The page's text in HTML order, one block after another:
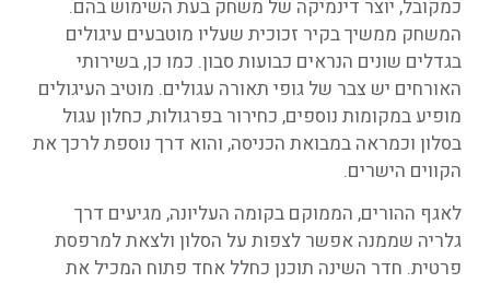
כמקובל, יוצר דינמיקה של משחק בעת השימוש בהם.
המשחק ממשיך בקיר זכוכית שעליו מוטבעים עיגולים
בגדלים שונים הנראים כבועות סבון. כמו כן, בשירותי
האורחים יש צבר של גופי תאורה עגולים. מוטיב העיגולים
מופיע במקומות נוספים, כחירור בפרגולות, כחלון עגול
בסלון וכמראה במבואת הכניסה, והוא דרך נוספת לרכך את
הקווים הישרים.
לאגף ההורים, הממוקם בקומה העליונה, מגיעים דרך
גלריה שממנה אפשר לצפות על הסלון ולצאת למרפסת
פרטית. חדר השינה תוכנן כחלל אחד פתוח המכיל את